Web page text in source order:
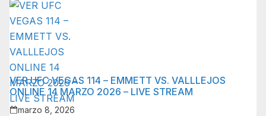
VER UFC VEGAS 114 – EMMETT VS. VALLLEJOS
ONLINE 14 MARZO 2026 – LIVE STREAM
marzo 8, 2026